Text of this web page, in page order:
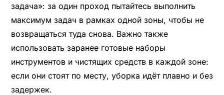
задача»: за один проход пытайтесь выполнить
максимум задач в рамках одной зоны, чтобы не
возвращаться туда снова. Важно также
использовать заранее готовые наборы
инструментов и чистящих средств в каждой зоне:
если они стоят по месту, уборка идёт плавно и без
задержек.